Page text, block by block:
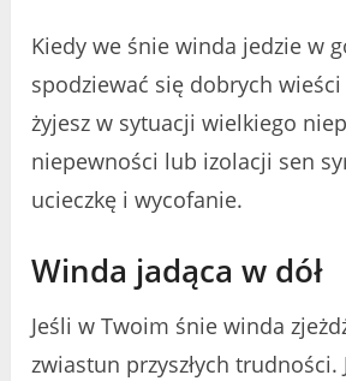
Kiedy we śnie winda jedzie w
spodziewać się dobrych wieści
żyjesz w sytuacji wielkiego
niepewności lub izolacji sen
ucieczkę i wycofanie.
Winda jadąca w dół
Jeśli w Twoim śnie winda
zwiastun przyszłych trudności.